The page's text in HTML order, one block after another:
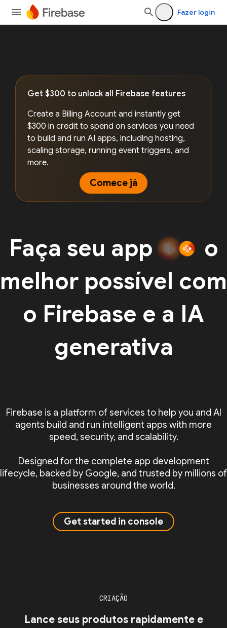
Fazer login
Get $300 to unlock all Firebase features
Create a Billing Account and instantly get
$300 in credit to spend on services you need
to build and run AI apps, including hosting,
scaling storage, running event triggers, and
more.
Comece já
Faça seu app
o
melhor possível com
o Firebase e a IA
generativa
Firebase is a platform of services to help you and AI
agents build and run intelligent apps with more
speed, security, and scalability.
Designed for the complete app development
lifecycle, backed by Google, and trusted by millions of
businesses around the world.
Get started in console
CRIAÇÃO
Lance seus produtos rapidamente e